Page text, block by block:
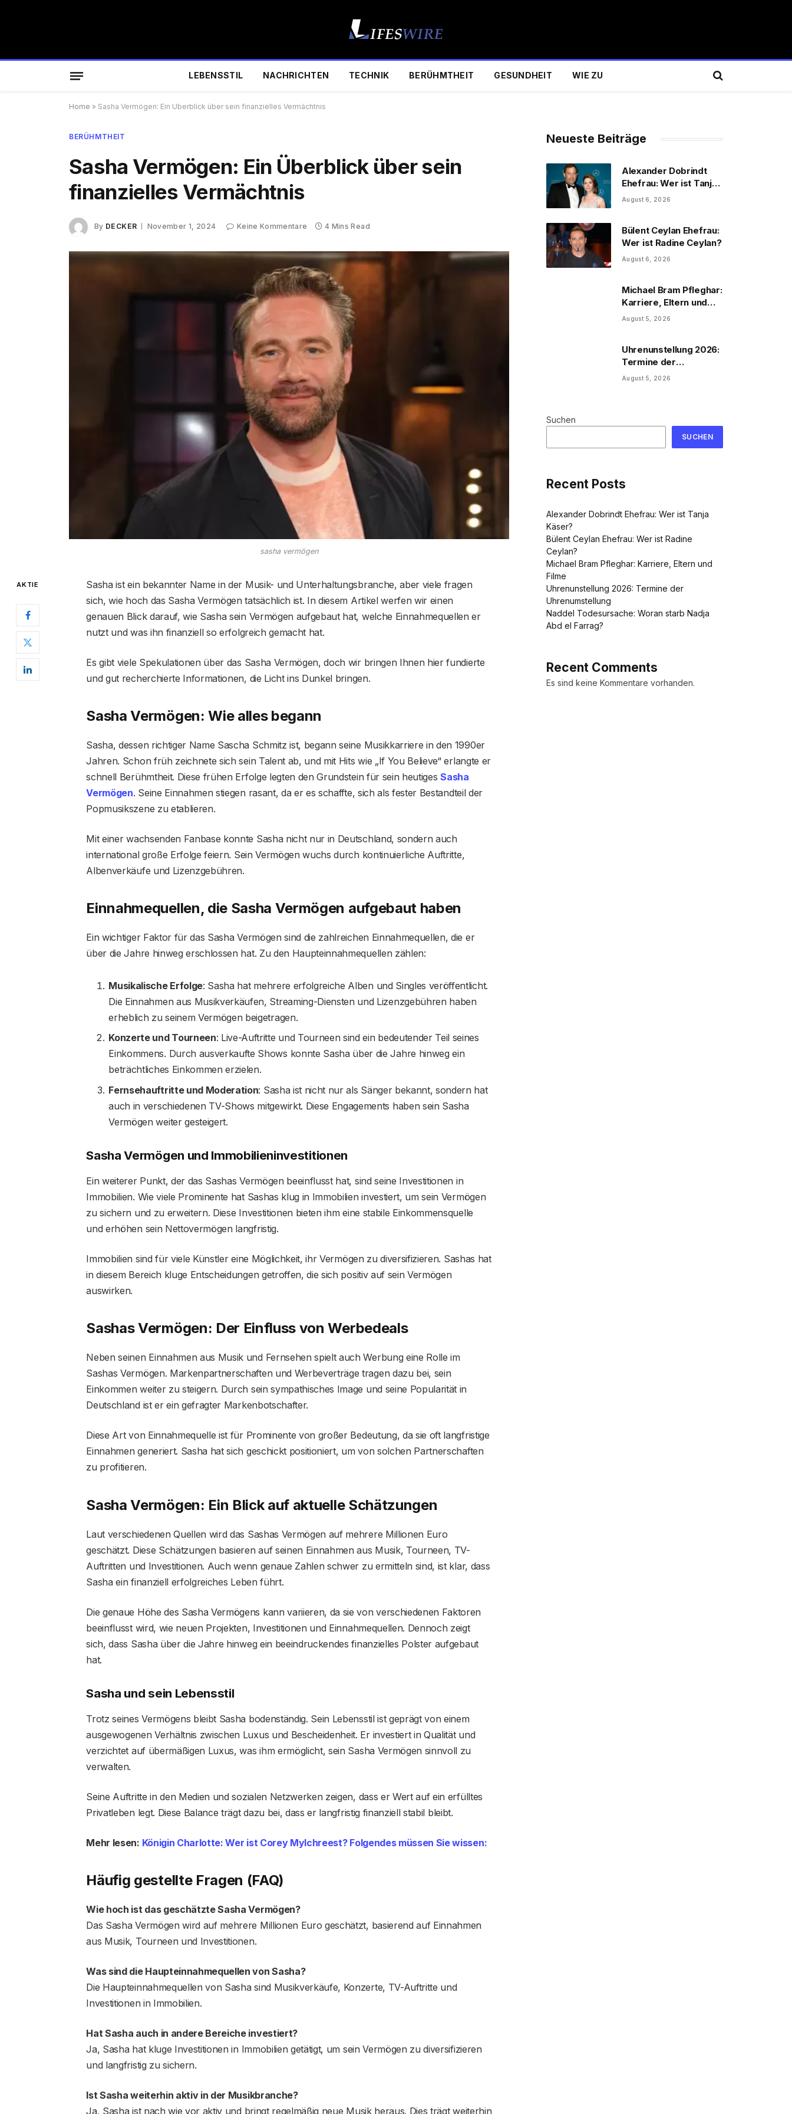
LEBENSSTIL NACHRICHTEN TECHNIK BERÜHMTHEIT GESUNDHEIT WIE ZU
Home » Sasha Vermögen: Ein Überblick über sein finanzielles Vermächtnis
BERÜHMTHEIT
Sasha Vermögen: Ein Überblick über sein
finanzielles Vermächtnis
By DECKER November 1, 2024 Keine Kommentare 4 Mins Read
sasha vermögen
AKTIE
Sasha ist ein bekannter Name in der Musik- und Unterhaltungsbranche, aber viele fragen
sich, wie hoch das Sasha Vermögen tatsächlich ist. In diesem Artikel werfen wir einen
genauen Blick darauf, wie Sasha sein Vermögen aufgebaut hat, welche Einnahmequellen er
nutzt und was ihn finanziell so erfolgreich gemacht hat.
Es gibt viele Spekulationen über das Sasha Vermögen, doch wir bringen Ihnen hier fundierte
und gut recherchierte Informationen, die Licht ins Dunkel bringen.
Sasha Vermögen: Wie alles begann
Sasha, dessen richtiger Name Sascha Schmitz ist, begann seine Musikkarriere in den 1990er
Jahren. Schon früh zeichnete sich sein Talent ab, und mit Hits wie „If You Believe“ erlangte er
schnell Berühmtheit. Diese frühen Erfolge legten den Grundstein für sein heutigesSasha
Vermögen. Seine Einnahmen stiegen rasant, da er es schaffte, sich als fester Bestandteil der
Popmusikszene zu etablieren.
Mit einer wachsenden Fanbase konnte Sasha nicht nur in Deutschland, sondern auch
international große Erfolge feiern. Sein Vermögen wuchs durch kontinuierliche Auftritte,
Albenverkäufe und Lizenzgebühren.
Einnahmequellen, die Sasha Vermögen aufgebaut haben
Ein wichtiger Faktor für das Sasha Vermögen sind die zahlreichen Einnahmequellen, die er
über die Jahre hinweg erschlossen hat. Zu den Haupteinnahmequellen zählen:
Musikalische Erfolge: Sasha hat mehrere erfolgreiche Alben und Singles veröffentlicht.
Die Einnahmen aus Musikverkäufen, Streaming-Diensten und Lizenzgebühren haben
erheblich zu seinem Vermögen beigetragen.
Konzerte und Tourneen: Live-Auftritte und Tourneen sind ein bedeutender Teil seines
Einkommens. Durch ausverkaufte Shows konnte Sasha über die Jahre hinweg ein
beträchtliches Einkommen erzielen.
Fernsehauftritte und Moderation: Sasha ist nicht nur als Sänger bekannt, sondern hat
auch in verschiedenen TV-Shows mitgewirkt. Diese Engagements haben sein Sasha
Vermögen weiter gesteigert.
Sasha Vermögen und Immobilieninvestitionen
Ein weiterer Punkt, der das Sashas Vermögen beeinflusst hat, sind seine Investitionen in
Immobilien. Wie viele Prominente hat Sashas klug in Immobilien investiert, um sein Vermögen
zu sichern und zu erweitern. Diese Investitionen bieten ihm eine stabile Einkommensquelle
und erhöhen sein Nettovermögen langfristig.
Immobilien sind für viele Künstler eine Möglichkeit, ihr Vermögen zu diversifizieren. Sashas hat
in diesem Bereich kluge Entscheidungen getroffen, die sich positiv auf sein Vermögen
auswirken.
Sashas Vermögen: Der Einfluss von Werbedeals
Neben seinen Einnahmen aus Musik und Fernsehen spielt auch Werbung eine Rolle im
Sashas Vermögen. Markenpartnerschaften und Werbeverträge tragen dazu bei, sein
Einkommen weiter zu steigern. Durch sein sympathisches Image und seine Popularität in
Deutschland ist er ein gefragter Markenbotschafter.
Diese Art von Einnahmequelle ist für Prominente von großer Bedeutung, da sie oft langfristige
Einnahmen generiert. Sasha hat sich geschickt positioniert, um von solchen Partnerschaften
zu profitieren.
Sasha Vermögen: Ein Blick auf aktuelle Schätzungen
Laut verschiedenen Quellen wird das Sashas Vermögen auf mehrere Millionen Euro
geschätzt. Diese Schätzungen basieren auf seinen Einnahmen aus Musik, Tourneen, TV-
Auftritten und Investitionen. Auch wenn genaue Zahlen schwer zu ermitteln sind, ist klar, dass
Sasha ein finanziell erfolgreiches Leben führt.
Die genaue Höhe des Sasha Vermögens kann variieren, da sie von verschiedenen Faktoren
beeinflusst wird, wie neuen Projekten, Investitionen und Einnahmequellen. Dennoch zeigt
sich, dass Sasha über die Jahre hinweg ein beeindruckendes finanzielles Polster aufgebaut
hat.
Sasha und sein Lebensstil
Trotz seines Vermögens bleibt Sasha bodenständig. Sein Lebensstil ist geprägt von einem
ausgewogenen Verhältnis zwischen Luxus und Bescheidenheit. Er investiert in Qualität und
verzichtet auf übermäßigen Luxus, was ihm ermöglicht, sein Sasha Vermögen sinnvoll zu
verwalten.
Seine Auftritte in den Medien und sozialen Netzwerken zeigen, dass er Wert auf ein erfülltes
Privatleben legt. Diese Balance trägt dazu bei, dass er langfristig finanziell stabil bleibt.
Mehr lesen: Königin Charlotte: Wer ist Corey Mylchreest? Folgendes müssen Sie wissen:
Häufig gestellte Fragen (FAQ)
Wie hoch ist das geschätzte Sasha Vermögen?
Das Sasha Vermögen wird auf mehrere Millionen Euro geschätzt, basierend auf Einnahmen
aus Musik, Tourneen und Investitionen.
Was sind die Haupteinnahmequellen von Sasha?
Die Haupteinnahmequellen von Sasha sind Musikverkäufe, Konzerte, TV-Auftritte und
Investitionen in Immobilien.
Hat Sasha auch in andere Bereiche investiert?
Ja, Sasha hat kluge Investitionen in Immobilien getätigt, um sein Vermögen zu diversifizieren
und langfristig zu sichern.
Ist Sasha weiterhin aktiv in der Musikbranche?
Ja, Sasha ist nach wie vor aktiv und bringt regelmäßig neue Musik heraus. Dies trägt weiterhin
Neueste Beiträge
Alexander Dobrindt
Ehefrau: Wer ist Tanja
Käser?
August 6, 2026
Bülent Ceylan Ehefrau:
Wer ist Radine Ceylan?
August 6, 2026
Michael Bram Pfleghar:
Karriere, Eltern und
Filme
August 5, 2026
Uhrenunstellung 2026:
Termine der
Uhrenumstellung
August 5, 2026
Suchen
SUCHEN
Recent Posts
Alexander Dobrindt Ehefrau: Wer ist Tanja
Käser?
Bülent Ceylan Ehefrau: Wer ist Radine
Ceylan?
Michael Bram Pfleghar: Karriere, Eltern und
Filme
Uhrenunstellung 2026: Termine der
Uhrenumstellung
Naddel Todesursache: Woran starb Nadja
Abd el Farrag?
Recent Comments
Es sind keine Kommentare vorhanden.